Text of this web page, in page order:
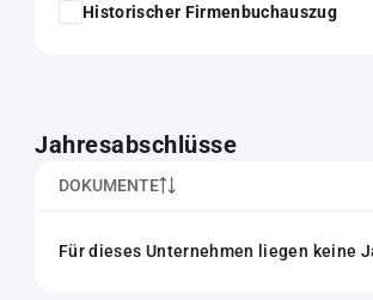
Historischer Firmenbuchauszug
Jahresabschlüsse
DOKUMENTE
Für dieses Unternehmen liegen keine